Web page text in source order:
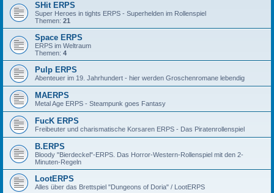
SHit ERPS
Super Heroes in tights ERPS - Superhelden im Rollenspiel
Themen: 21
Space ERPS
ERPS im Weltraum
Themen: 4
Pulp ERPS
Abenteuer im 19. Jahrhundert - hier werden Groschenromane lebendig
MAERPS
Metal Age ERPS - Steampunk goes Fantasy
FucK ERPS
Freibeuter und charismatische Korsaren ERPS - Das Piratenrollenspiel
B.ERPS
Bloody "Bierdeckel"-ERPS. Das Horror-Western-Rollenspiel mit den 2-
Minuten-Regeln
LootERPS
Alles über das Brettspiel "Dungeons of Doria" / LootERPS